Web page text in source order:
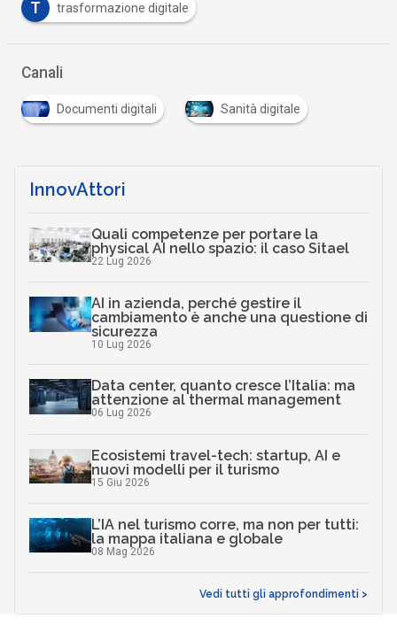
T trasformazione digitale
Canali
Documenti digitali Sanità digitale
InnovAttori
Quali competenze per portare la
physical AI nello spazio: il caso Sitael
22 Lug 2026
AI in azienda, perché gestire il
cambiamento è anche una questione di
sicurezza
10 Lug 2026
Data center, quanto cresce l’Italia: ma
attenzione al thermal management
06 Lug 2026
Ecosistemi travel-tech: startup, AI e
nuovi modelli per il turismo
15 Giu 2026
L’IA nel turismo corre, ma non per tutti:
la mappa italiana e globale
08 Mag 2026
Vedi tutti gli approfondimenti >